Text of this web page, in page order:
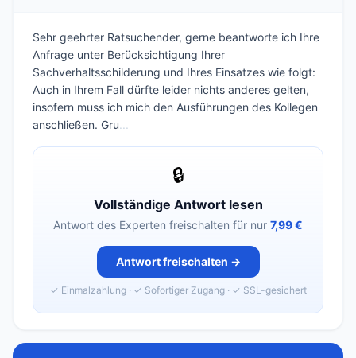
Sehr geehrter Ratsuchender, gerne beantworte ich Ihre
Anfrage unter Berücksichtigung Ihrer
Sachverhaltsschilderung und Ihres Einsatzes wie folgt:
Auch in Ihrem Fall dürfte leider nichts anderes gelten,
insofern muss ich mich den Ausführungen des Kollegen
anschließen. Gru...
🔒
Vollständige Antwort lesen
Antwort des Experten freischalten für nur 7,99 €
Antwort freischalten →
✓ Einmalzahlung · ✓ Sofortiger Zugang · ✓ SSL-gesichert